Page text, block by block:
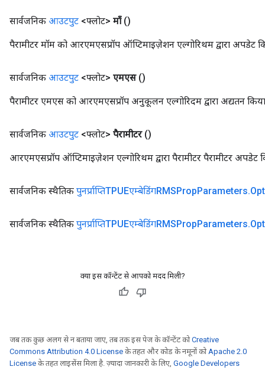
सार्वजनिक आउटपुट <फ्लोट> माँ ()
पैरामीटर मॉम को आरएमएसप्रॉप ऑप्टिमाइज़ेशन एल्गोरिथम द्वारा अपडेट
सार्वजनिक आउटपुट <फ्लोट> एमएस ()
पैरामीटर एमएस को आरएमएसप्रॉप अनुकूलन एल्गोरिदम द्वारा अद्यतन
सार्वजनिक आउटपुट <फ्लोट> पैरामीटर ()
आरएमएसप्रॉप ऑप्टिमाइज़ेशन एल्गोरिथम द्वारा पैरामीटर पैरामीटर अपडेट
सार्वजनिक स्थैतिक पुनर्प्राप्तिTPUEएम्बेडिंगRMSPropParameters.
सार्वजनिक स्थैतिक पुनर्प्राप्तिTPUEएम्बेडिंगRMSPropParameters.
क्या इस कॉन्टेंट से आपको मदद मिली?
जब तक कुछ अलग से न बताया जाए, तब तक इस पेज के कॉन्टेंट कोCreative
Commons Attribution 4.0 License के तहत और कोड के नमूनों कोApache 2.0
License के तहत लाइसेंस मिला है. ज़्यादा जानकारी के लिए, Google Developers